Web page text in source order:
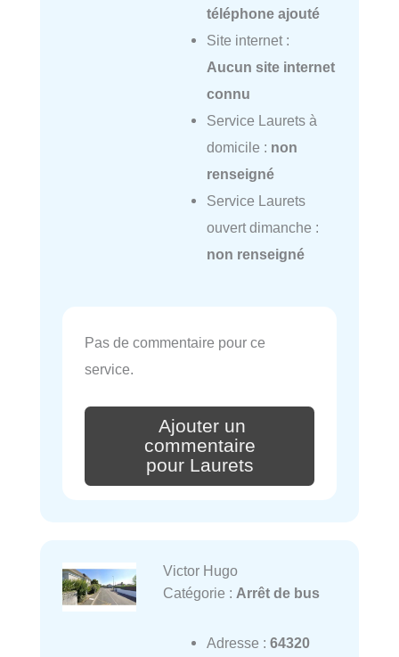
téléphone ajouté
Site internet :
Aucun site internet
connu
Service Laurets à
domicile : non
renseigné
Service Laurets
ouvert dimanche :
non renseigné
Pas de commentaire pour ce
service.
Ajouter un
commentaire
pour Laurets
Victor Hugo
Catégorie : Arrêt de bus
Adresse : 64320